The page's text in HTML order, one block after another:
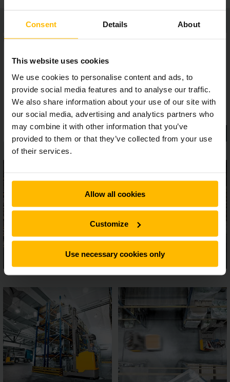
Consent Details About
This website uses cookies
We use cookies to personalise content and ads, to
provide social media features and to analyse our traffic.
We also share information about your use of our site with
our social media, advertising and analytics partners who
may combine it with other information that you’ve
provided to them or that they’ve collected from your use
of their services.
Allow all cookies
Customize
Use necessary cookies only